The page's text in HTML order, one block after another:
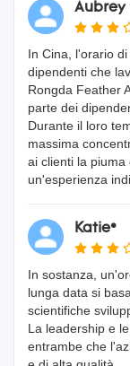
Aubrey
In Cina, l'orario
dipendenti che
Rongda Feather
parte dei
Durante il loro
massima
ai clienti la
un'esperienza
Katie*
In sostanza,
lunga data si
scientifiche
La leadership e
entrambe che